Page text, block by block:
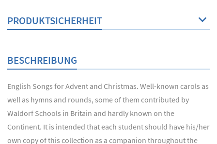
PRODUKTSICHERHEIT
BESCHREIBUNG
English Songs for Advent and Christmas. Well-known carols as
well as hymns and rounds, some of them contributed by
Waldorf Schools in Britain and hardly known on the
Continent. It is intended that each student should have his/her
own copy of this collection as a companion throughout the